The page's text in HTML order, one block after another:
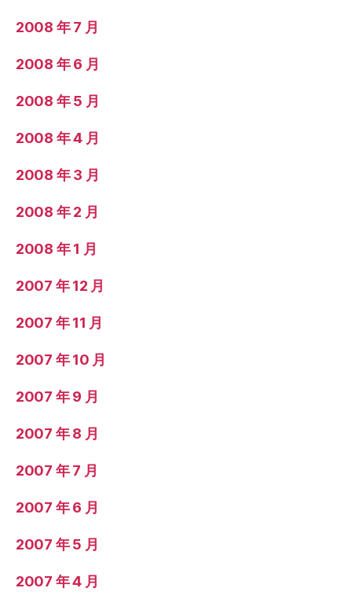
2008 年 7 月
2008 年 6 月
2008 年 5 月
2008 年 4 月
2008 年 3 月
2008 年 2 月
2008 年 1 月
2007 年 12 月
2007 年 11 月
2007 年 10 月
2007 年 9 月
2007 年 8 月
2007 年 7 月
2007 年 6 月
2007 年 5 月
2007 年 4 月